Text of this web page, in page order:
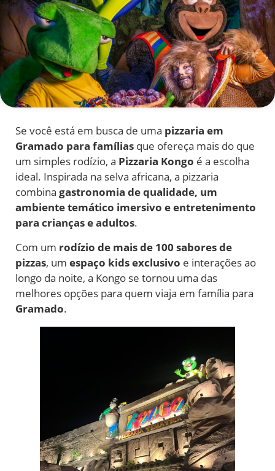
Se você está em busca de uma pizzaria em
Gramado para famílias que ofereça mais do que
um simples rodízio, a Pizzaria Kongo é a escolha
ideal. Inspirada na selva africana, a pizzaria
combina gastronomia de qualidade, um
ambiente temático imersivo e entretenimento
para crianças e adultos.
Com um rodízio de mais de 100 sabores de
pizzas, um espaço kids exclusivo e interações ao
longo da noite, a Kongo se tornou uma das
melhores opções para quem viaja em família para
Gramado.